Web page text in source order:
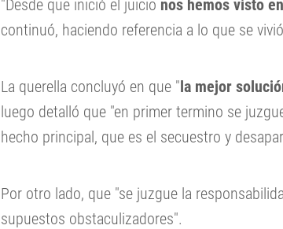
"Desde que inició el juicio nos hemos visto
continuó, haciendo referencia a lo que se
La querella concluyó en que "la mejor
luego detalló que "en primer termino se
hecho principal, que es el secuestro y
Por otro lado, que "se juzgue la
supuestos obstaculizadores".